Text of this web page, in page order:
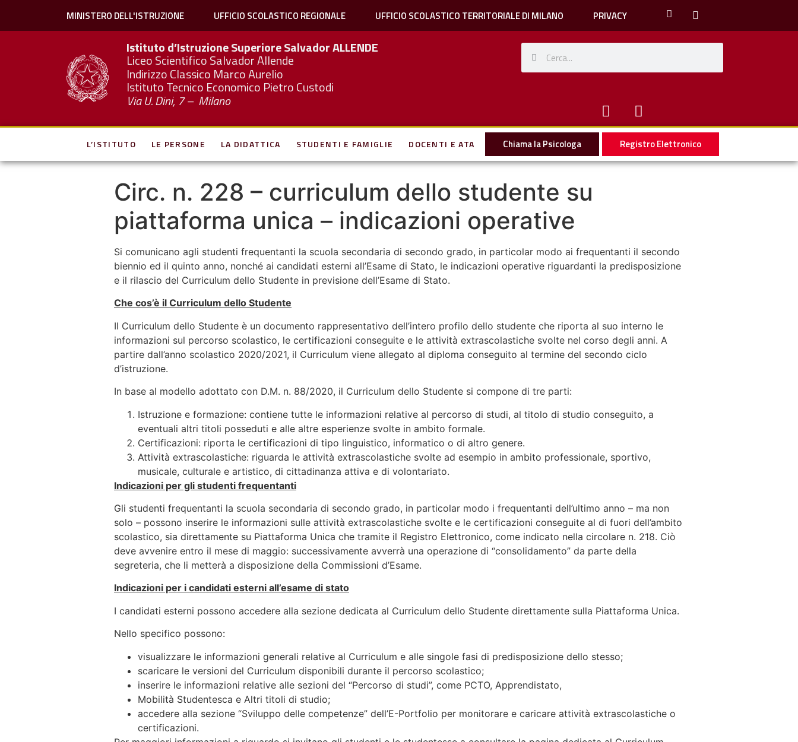
MINISTERO DELL'ISTRUZIONE UFFICIO SCOLASTICO REGIONALE UFFICIO SCOLASTICO TERRITORIALE DI MILANO PRIVACY
Istituto d’Istruzione Superiore SalvadorALLENDE
Liceo Scientifico Salvador Allende
Indirizzo Classico Marco Aurelio
Istituto Tecnico Economico Pietro Custodi
Via U. Dini, 7 – Milano
L’ISTITUTO LE PERSONE LA DIDATTICA STUDENTI E FAMIGLIE DOCENTI E ATA Chiama la Psicologa Registro Elettronico
Circ. n. 228 – curriculum dello studente su
piattaforma unica – indicazioni operative
Si comunicano agli studenti frequentanti la scuola secondaria di secondo grado, in particolar modo ai frequentanti il secondo
biennio ed il quinto anno, nonché ai candidati esterni all’Esame di Stato, le indicazioni operative riguardanti la predisposizione
e il rilascio del Curriculum dello Studente in previsione dell’Esame di Stato.
Che cos’è il Curriculum dello Studente
Il Curriculum dello Studente è un documento rappresentativo dell’intero profilo dello studente che riporta al suo interno le
informazioni sul percorso scolastico, le certificazioni conseguite e le attività extrascolastiche svolte nel corso degli anni. A
partire dall’anno scolastico 2020/2021, il Curriculum viene allegato al diploma conseguito al termine del secondo ciclo
d’istruzione.
In base al modello adottato con D.M. n. 88/2020, il Curriculum dello Studente si compone di tre parti:
Istruzione e formazione: contiene tutte le informazioni relative al percorso di studi, al titolo di studio conseguito, a
eventuali altri titoli posseduti e alle altre esperienze svolte in ambito formale.
Certificazioni: riporta le certificazioni di tipo linguistico, informatico o di altro genere.
Attività extrascolastiche: riguarda le attività extrascolastiche svolte ad esempio in ambito professionale, sportivo,
musicale, culturale e artistico, di cittadinanza attiva e di volontariato.
Indicazioni per gli studenti frequentanti
Gli studenti frequentanti la scuola secondaria di secondo grado, in particolar modo i frequentanti dell’ultimo anno – ma non
solo – possono inserire le informazioni sulle attività extrascolastiche svolte e le certificazioni conseguite al di fuori dell’ambito
scolastico, sia direttamente su Piattaforma Unica che tramite il Registro Elettronico, come indicato nella circolare n. 218. Ciò
deve avvenire entro il mese di maggio: successivamente avverrà una operazione di “consolidamento” da parte della
segreteria, che li metterà a disposizione della Commissioni d’Esame.
Indicazioni per i candidati esterni all’esame di stato
I candidati esterni possono accedere alla sezione dedicata al Curriculum dello Studente direttamente sulla Piattaforma Unica.
Nello specifico possono:
visualizzare le informazioni generali relative al Curriculum e alle singole fasi di predisposizione dello stesso;
scaricare le versioni del Curriculum disponibili durante il percorso scolastico;
inserire le informazioni relative alle sezioni del “Percorso di studi”, come PCTO, Apprendistato,
Mobilità Studentesca e Altri titoli di studio;
accedere alla sezione “Sviluppo delle competenze” dell’E-Portfolio per monitorare e caricare attività extrascolastiche o
certificazioni.